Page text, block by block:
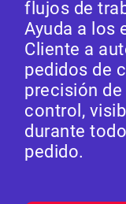
flujos de
Ayuda a los
Cliente a
pedidos de
precisión
control,
durante
pedido.